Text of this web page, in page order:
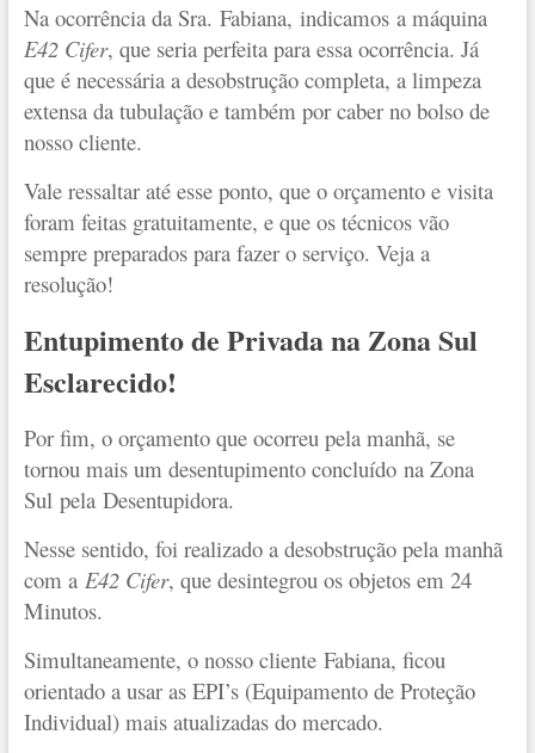
Na ocorrência da Sra. Fabiana, indicamos a máquina
E42 Cifer, que seria perfeita para essa ocorrência. Já
que é necessária a desobstrução completa, a limpeza
extensa da tubulação e também por caber no bolso de
nosso cliente.
Vale ressaltar até esse ponto, que o orçamento e visita
foram feitas gratuitamente, e que os técnicos vão
sempre preparados para fazer o serviço. Veja a
resolução!
Entupimento de Privada na Zona Sul
Esclarecido!
Por fim, o orçamento que ocorreu pela manhã, se
tornou mais um desentupimento concluído na Zona
Sul pela Desentupidora.
Nesse sentido, foi realizado a desobstrução pela manhã
com a E42 Cifer, que desintegrou os objetos em 24
Minutos.
Simultaneamente, o nosso cliente Fabiana, ficou
orientado a usar as EPI’s (Equipamento de Proteção
Individual) mais atualizadas do mercado.